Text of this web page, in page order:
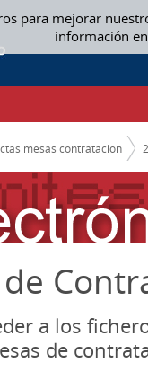
para mejorar
información
mesas contratacion
a los
de